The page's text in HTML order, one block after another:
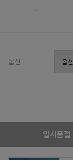
-
옵션
일시품절